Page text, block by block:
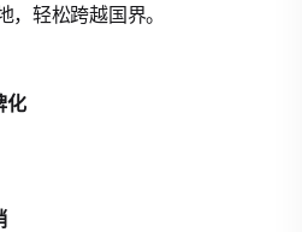
轻松跨越国界。
化